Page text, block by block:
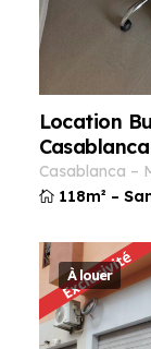
Location
Casablanca
casablanca –
118m² –
À louer